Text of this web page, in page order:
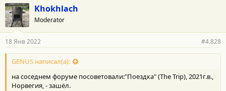
Khokhlach
Moderator
18 Янв 2022 #4.828
GENUS написал(а):
на соседнем форуме посоветовали:"Поездка" (The Trip), 2021г.в.,
Норвегия, - зашёл.